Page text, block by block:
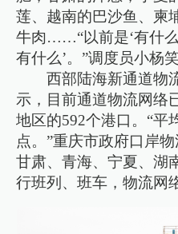
莲、越南的巴沙鱼、柬
牛肉……“以前是‘有什么
有什么’。”调度员小杨笑
西部陆海新通道物
示，目前通道物流网络
地区的592个港口。“平
点。”重庆市政府口岸
甘肃、青海、宁夏、湖
行班列、班车，物流网